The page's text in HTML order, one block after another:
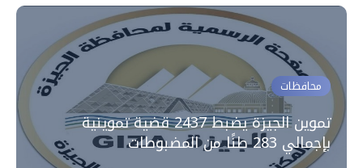
محافظات
تموين الجيزة يضبط 2437 قضية تموينية
بإجمالي 283 طنًا من المضبوطات